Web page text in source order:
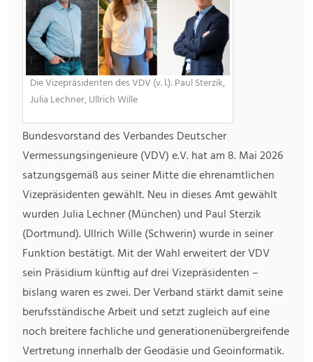
Die Vizepräsidenten des VDV (v. l.): Paul Sterzik,
Julia Lechner, Ullrich Wille
Bundesvorstand des Verbandes Deutscher
Vermessungsingenieure (VDV) e.V. hat am 8. Mai 2026
satzungsgemäß aus seiner Mitte die ehrenamtlichen
Vizepräsidenten gewählt. Neu in dieses Amt gewählt
wurden Julia Lechner (München) und Paul Sterzik
(Dortmund). Ullrich Wille (Schwerin) wurde in seiner
Funktion bestätigt. Mit der Wahl erweitert der VDV
sein Präsidium künftig auf drei Vizepräsidenten –
bislang waren es zwei. Der Verband stärkt damit seine
berufsständische Arbeit und setzt zugleich auf eine
noch breitere fachliche und generationenübergreifende
Vertretung innerhalb der Geodäsie und Geoinformatik.